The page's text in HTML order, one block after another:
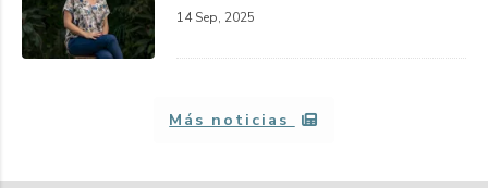
14 Sep, 2025
Más noticias